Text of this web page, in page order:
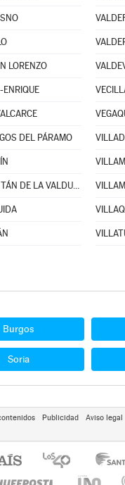
LORENZO
ENRIQUE
DEL PÁRAMO
VILLAMONTÁN DE LA VALDUERNA
Burgos
Soria
Publicidad Aviso legal